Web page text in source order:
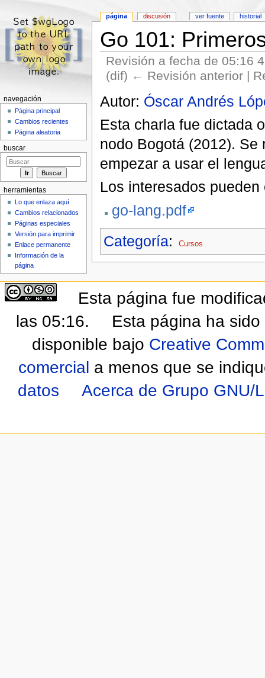
Go 101:
Revisión a fecha de 05:16
(dif) ← Revisión anterior |
Autor: Óscar Andrés
Esta charla fue dictada
nodo Bogotá (2012).
empezar a usar el
Los interesados
go-lang.pdf
Categoría: Cursos
página discusión ver fuente historial
navegación
Página principal
Cambios recientes
Página aleatoria
buscar
herramientas
Lo que enlaza aquí
Cambios relacionados
Páginas especiales
Versión para imprimir
Enlace permanente
Información de la
página
Esta página fue
las 05:16.
Esta página ha
disponible bajo Creative
comercial a menos que se
datos
Acerca de Grupo GNU/